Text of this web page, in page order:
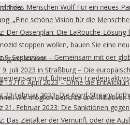
des Menschen Wolf Für ein neues
„Eine schöne Vision für die
Der Oasenplan: Die LaRouche-Lösung
stoppen wollen, bauen Sie eine
9. September – Gemeinsam mit der
Juli 2023 in Straßburg – Die
15./16. April 2023 – Ohne die
23.Februar 2023: Die Nord-Stream-
21. Februar 2023: Die Sanktionen
Das Zeitalter der Vernunft oder die
mit führenden
wie möglich Berichte und Initiativen